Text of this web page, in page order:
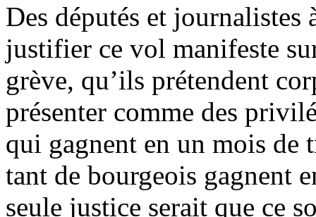
Des députés et journalistes
justifier ce vol manifeste
grève, qu’ils prétendent
présenter comme des
qui gagnent en un mois de
tant de bourgeois gagnent
seule justice serait que ce